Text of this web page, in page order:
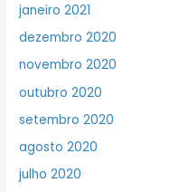
janeiro 2021
dezembro 2020
novembro 2020
outubro 2020
setembro 2020
agosto 2020
julho 2020